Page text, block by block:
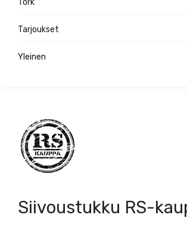
Tork
Tarjoukset
Yleinen
Siivoustukku RS-